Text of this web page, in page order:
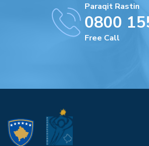
Paraqit Rastin
0800
Free Call